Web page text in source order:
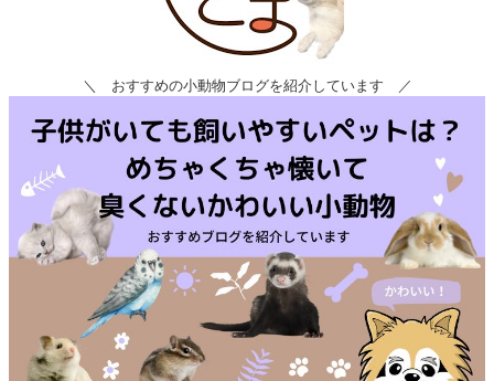
＼ おすすめの小動物ブログを紹介しています ／